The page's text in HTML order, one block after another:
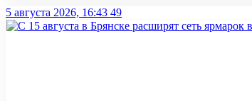
5 августа 2026, 16:43 49